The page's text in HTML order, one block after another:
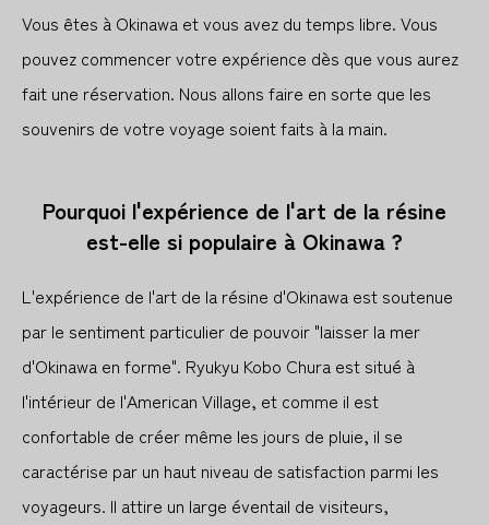
Vous êtes à Okinawa et vous avez du temps libre. Vous
pouvez commencer votre expérience dès que vous aurez
fait une réservation. Nous allons faire en sorte que les
souvenirs de votre voyage soient faits à la main.
Pourquoi l'expérience de l'art de la résine
est-elle si populaire à Okinawa ?
L'expérience de l'art de la résine d'Okinawa est soutenue
par le sentiment particulier de pouvoir "laisser la mer
d'Okinawa en forme". Ryukyu Kobo Chura est situé à
l'intérieur de l'American Village, et comme il est
confortable de créer même les jours de pluie, il se
caractérise par un haut niveau de satisfaction parmi les
voyageurs. Il attire un large éventail de visiteurs,